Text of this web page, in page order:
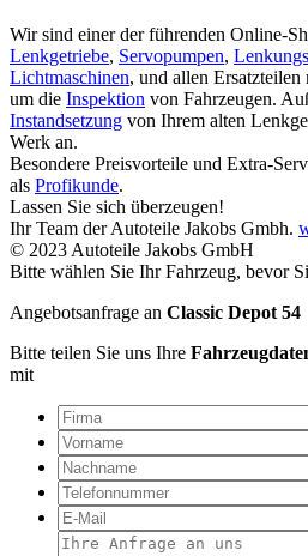
Wir sind einer der führenden Online-
Lenkgetriebe, Servopumpen,
Lichtmaschinen, und allen Ersatzteilen
um die Inspektion von Fahrzeugen.
Instandsetzung von Ihrem alten
Werk an.
Besondere Preisvorteile und Extra-
als Profikunde.
Lassen Sie sich überzeugen!
Ihr Team der Autoteile Jakobs Gmbh.
© 2023 Autoteile Jakobs GmbH
Bitte wählen Sie Ihr Fahrzeug, bevor
Angebotsanfrage an Classic Depot 54
Bitte teilen Sie uns Ihre
mit